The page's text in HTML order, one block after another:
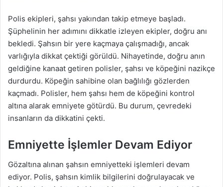
Polis ekipleri, şahsı yakından takip etmeye başladı.
Şüphelinin her adımını dikkatle izleyen ekipler, doğru anı
bekledi. Şahsın bir yere kaçmaya çalışmadığı, ancak
varlığıyla dikkat çektiği görüldü. Nihayetinde, doğru anın
geldiğine kanaat getiren polisler, şahsı ve köpeğini nazikçe
durdurdu. Köpeğin sahibine olan bağlılığı gözlerden
kaçmadı. Polisler, hem şahsı hem de köpeğini kontrol
altına alarak emniyete götürdü. Bu durum, çevredeki
insanların da dikkatini çekti.
Emniyette İşlemler Devam Ediyor
Gözaltına alınan şahsın emniyetteki işlemleri devam
ediyor. Polis, şahsın kimlik bilgilerini doğrulayacak ve